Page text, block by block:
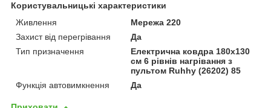
Користувальницькі характеристики
Живлення
Мережа 220
Захист від перегрівання
Да
Тип призначення
Електрична ковдра 180х130
см 6 рівнів нагрівання з
пультом Ruhhy (26202) 85
Функція автовимкнення
Да